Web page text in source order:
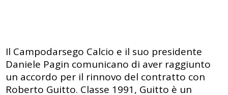
Il Campodarsego Calcio e il suo presidente
Daniele Pagin comunicano di aver raggiunto
un accordo per il rinnovo del contratto con
Roberto Guitto. Classe 1991, Guitto è un